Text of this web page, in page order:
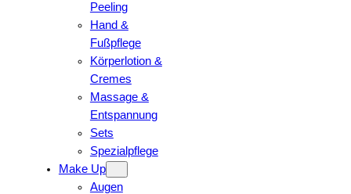
Peeling
Hand &
Fußpflege
Körperlotion &
Cremes
Massage &
Entspannung
Sets
Spezialpflege
Make Up
Augen